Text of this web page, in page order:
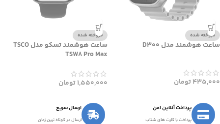
فروخته شده
ساعت هوشمند مدل D300
435,000تومان
فروخته شده
ساعت هوشمند تسکو مدل TSCO
TSW8 Pro Max
1,550,000تومان
پرداخت آنلاین امن
پرداخت با کارت های شتاب
ارسال سریع
ارسال در کوتاه ترین زمان